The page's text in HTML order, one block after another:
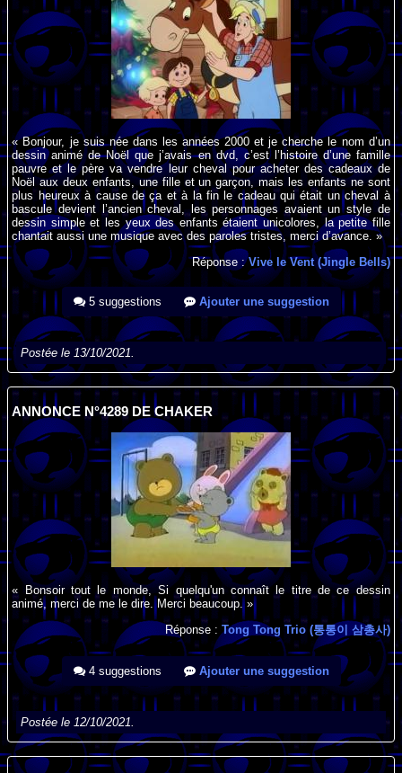
« Bonjour, je suis née dans les années 2000 et je cherche le nom d’un
dessin animé de Noël que j’avais en dvd, c’est l’histoire d’une famille
pauvre et le père va vendre leur cheval pour acheter des cadeaux de
Noël aux deux enfants, une fille et un garçon, mais les enfants ne sont
plus heureux à cause de ça et à la fin le cadeau qui était un cheval à
bascule devient l’ancien cheval, les personnages avaient un style de
dessin simple et les yeux des enfants étaient unicolores, la petite fille
chantait aussi une musique avec des paroles tristes, merci d’avance. »
Réponse :Vive le Vent (Jingle Bells)
5 suggestions Ajouter une suggestion
Postée le 13/10/2021.
ANNONCE N°4289 DE CHAKER
« Bonsoir tout le monde, Si quelqu'un connaît le titre de ce dessin
animé, merci de me le dire. Merci beaucoup. »
Réponse : Tong Tong Trio (통통이 삼총사)
4 suggestions Ajouter une suggestion
Postée le 12/10/2021.